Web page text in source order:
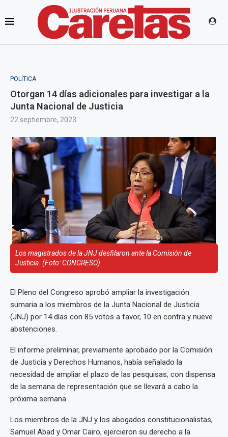
POLÍTICA
Otorgan 14 días adicionales para investigar a la
Junta Nacional de Justicia
22 septiembre, 2023
Los magistrados de la JNJ desfilaron ante la Comisión de
Justicia. (Foto: CONGRESO)
El Pleno del Congreso aprobó ampliar la investigación
sumaria a los miembros de la Junta Nacional de Justicia
(JNJ) por 14 días con 85 votos a favor, 10 en contra y nueve
abstenciones.
El informe preliminar, previamente aprobado por la Comisión
de Justicia y Derechos Humanos, había señalado la
necesidad de ampliar el plazo de las pesquisas, con dispensa
de la semana de representación que se llevará a cabo la
próxima semana.
Los miembros de la JNJ y los abogados constitucionalistas,
Samuel Abad y Omar Cairo, ejercieron su derecho a la